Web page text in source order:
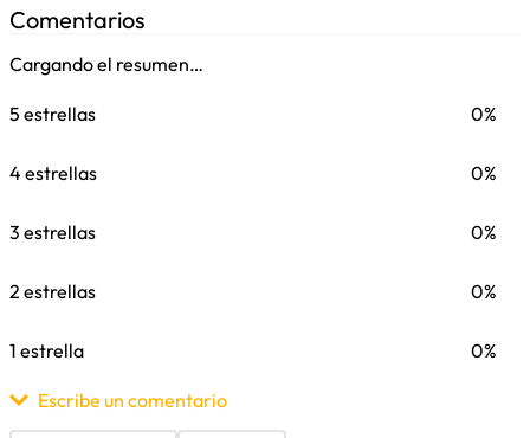
Comentarios
Cargando el resumen…
5 estrellas 0%
4 estrellas 0%
3 estrellas 0%
2 estrellas 0%
1 estrella 0%
Escribe un comentario